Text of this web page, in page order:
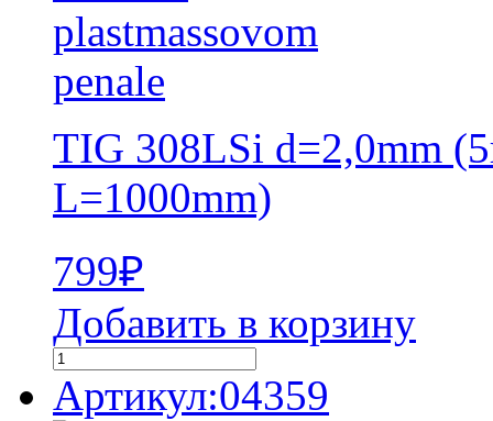
TIG 308LSi d=2,0mm
L=1000mm)
799₽
Добавить в корзину
Артикул:04359